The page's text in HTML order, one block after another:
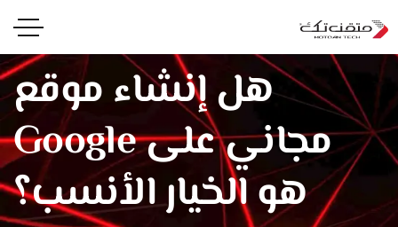
هل إنشاء موقع
مجاني على Google
هو الخيار الأنسب؟